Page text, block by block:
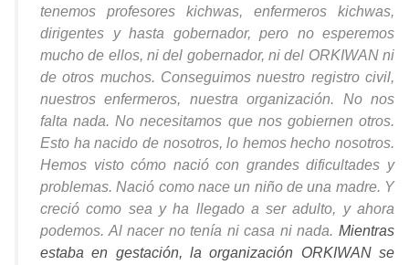
tenemos profesores kichwas, enfermeros kichwas,
dirigentes y hasta gobernador, pero no esperemos
mucho de ellos, ni del gobernador, ni del ORKIWAN ni
de otros muchos. Conseguimos nuestro registro civil,
nuestros enfermeros, nuestra organización. No nos
falta nada. No necesitamos que nos gobiernen otros.
Esto ha nacido de nosotros, lo hemos hecho nosotros.
Hemos visto cómo nació con grandes dificultades y
problemas. Nació como nace un niño de una madre. Y
creció como sea y ha llegado a ser adulto, y ahora
podemos. Al nacer no tenía ni casa ni nada. Mientras
estaba en gestación, la organización ORKIWAN se